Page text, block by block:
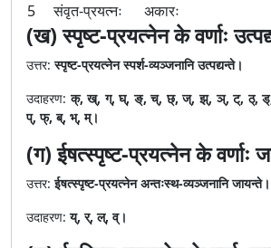
5
संवृत-प्रयत्नः अकारः
(ख) स्पृष्ट-प्रयत्नेन के वर्णाः
उत्तर:स्पृष्ट-प्रयत्नेन स्पर्श-व्यञ्जनानि उत्पद्यन्ते।
उदाहरण:क्, ख्, ग्, घ्, ङ्, च्, छ्, ज्, झ्, ञ्, ट्, ठ्,
प्, फ्, ब्, भ्, म्।
(ग) ईषत्स्पृष्ट-प्रयत्नेन के वर्णाः
उत्तर:ईषत्स्पृष्ट-प्रयत्नेन अन्तःस्थ-व्यञ्जनानि जायन्ते।
उदाहरण:य्, र्, ल्, व्।